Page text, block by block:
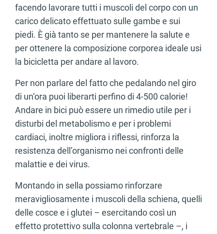
facendo lavorare tutti i muscoli del corpo con un
carico delicato effettuato sulle gambe e sui
piedi. È già tanto se per mantenere la salute e
per ottenere la composizione corporea ideale usi
la bicicletta per andare al lavoro.
Per non parlare del fatto che pedalando nel giro
di un‘ora puoi liberarti perfino di 4-500 calorie!
Andare in bici può essere un rimedio utile per i
disturbi del metabolismo e per i problemi
cardiaci, inoltre migliora i riflessi, rinforza la
resistenza dell’organismo nei confronti delle
malattie e dei virus.
Montando in sella possiamo rinforzare
meravigliosamente i muscoli della schiena, quelli
delle cosce e i glutei – esercitando così un
effetto protettivo sulla colonna vertebrale –, i